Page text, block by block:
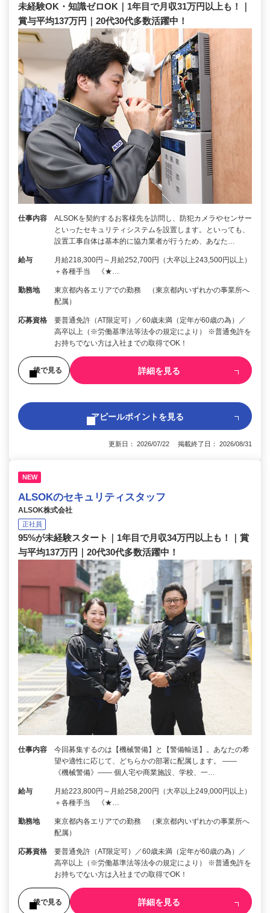
未経験OK・知識ゼロOK｜1年目で月収31万円以上も！｜
賞与平均137万円｜20代30代多数活躍中！
仕事内容
ALSOKを契約するお客様先を訪問し、防犯カメラやセンサー
といったセキュリティシステムを設置します。といっても、
設置工事自体は基本的に協力業者が行うため、あなた…
給与
月給218,300円～月給252,700円（大卒以上243,500円以上）
＋各種手当 《★…
勤務地
東京都内各エリアでの勤務 （東京都内いずれかの事業所へ
配属）
応募資格
要普通免許（AT限定可）／60歳未満（定年が60歳の為）／
高卒以上（※労働基準法等法令の規定により） ※普通免許を
お持ちでない方は入社までの取得でOK！
後で見る 詳細を見る
アピールポイントを見る
更新日： 2026/07/22 掲載終了日： 2026/08/31
NEW
ALSOKのセキュリティスタッフ
ALSOK株式会社
正社員
95%が未経験スタート｜1年目で月収34万円以上も！｜賞
与平均137万円｜20代30代多数活躍中！
仕事内容
今回募集するのは【機械警備】と【警備輸送】。あなたの希
望や適性に応じて、どちらかの部署に配属します。 ――
《機械警備》―― 個人宅や商業施設、学校、一…
給与
月給223,800円～月給258,200円（大卒以上249,000円以上）
＋各種手当 《★…
勤務地
東京都内各エリアでの勤務 （東京都内いずれかの事業所へ
配属）
応募資格
要普通免許（AT限定可）／60歳未満（定年が60歳の為）／
高卒以上（※労働基準法等法令の規定により） ※普通免許を
お持ちでない方は入社までの取得でOK！
後で見る 詳細を見る